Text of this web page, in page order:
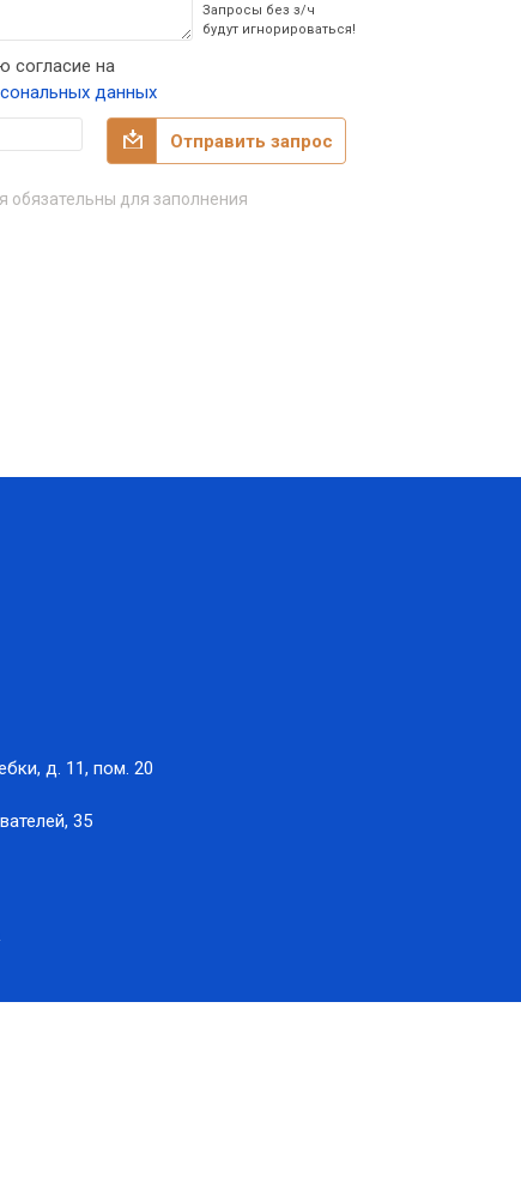
Запросы без з/ч
будут игнорироваться!
согласие на
данных
Отправить запрос
обязательны для заполнения
д. 11, пом. 20
35